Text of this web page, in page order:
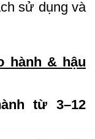
sử dụng và
hành & hậu
từ 3–12